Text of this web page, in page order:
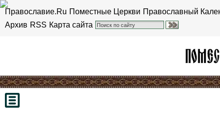
Православие.Ru Поместные Церкви Православный
Архив RSS Карта сайта